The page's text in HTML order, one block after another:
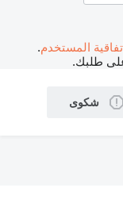
المستخدم.
طلبك.
شكوى